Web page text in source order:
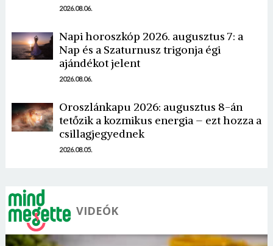
2026.08.06.
Napi horoszkóp 2026. augusztus 7: a
Nap és a Szaturnusz trigonja égi
ajándékot jelent
2026.08.06.
Oroszlánkapu 2026: augusztus 8-án
tetőzik a kozmikus energia – ezt hozza a
csillagjegyednek
2026.08.05.
VIDEÓK